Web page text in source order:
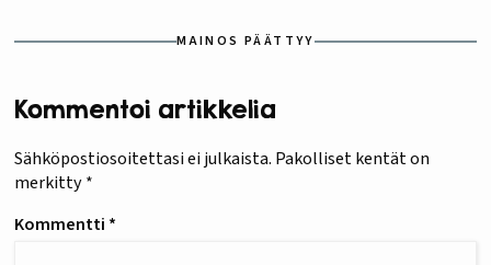
MAINOS PÄÄTTYY
Kommentoi artikkelia
Sähköpostiosoitettasi ei julkaista. Pakolliset kentät on
merkitty*
Kommentti *